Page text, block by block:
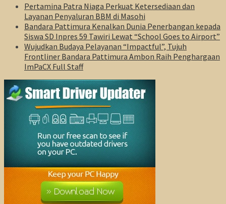
Pertamina Patra Niaga Perkuat Ketersediaan dan
Layanan Penyaluran BBM di Masohi
Bandara Pattimura Kenalkan Dunia Penerbangan kepada
Siswa SD Inpres 59 Tawiri Lewat “School Goes to Airport”
Wujudkan Budaya Pelayanan “Impactful”, Tujuh
Frontliner Bandara Pattimura Ambon Raih Penghargaan
ImPaCX Full Staff